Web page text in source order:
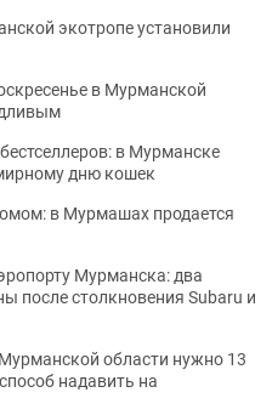
экотропе установили
в Мурманской
в Мурманске
дню кошек
в Мурмашах продается
Мурманска: два
после столкновения Subaru и
области нужно 13
надавить на